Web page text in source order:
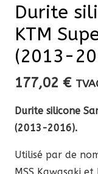
Durite
KTM
(2013-
177,02 €
Durite silicone
(2013-2016).
Utilisé par de
MSS Kawasaki